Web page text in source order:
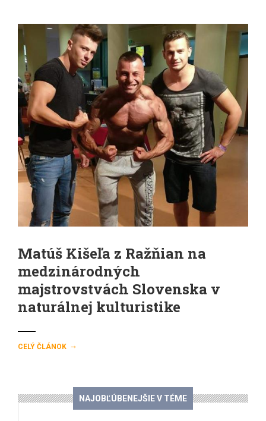
Matúš Kišeľa z Ražňian na
medzinárodných
majstrovstvách Slovenska v
naturálnej kulturistike
CELÝ ČLÁNOK →
NAJOBĽÚBENEJŠIE V TÉME